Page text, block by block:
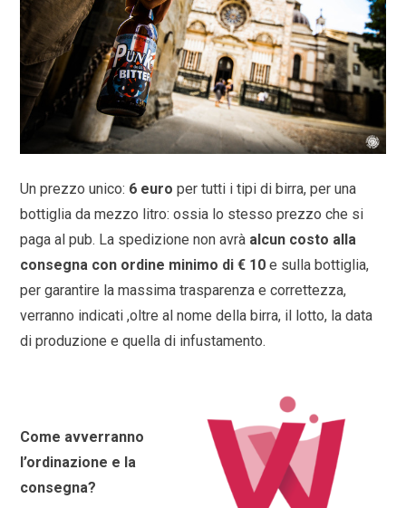
Un prezzo unico: 6 euro per tutti i tipi di birra, per una
bottiglia da mezzo litro: ossia lo stesso prezzo che si
paga al pub. La spedizione non avrà alcun costo alla
consegna con ordine minimo di€ 10 e sulla bottiglia,
per garantire la massima trasparenza e correttezza,
verranno indicati ,oltre al nome della birra, il lotto, la data
di produzione e quella di infustamento.
Come avverranno
l’ordinazione e la
consegna?